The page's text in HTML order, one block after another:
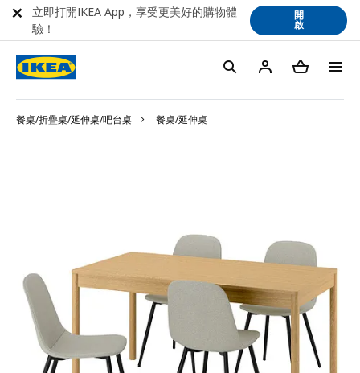
餐桌/折疊桌/延伸桌/吧台桌 餐桌/延伸桌
立即打開IKEA App，享受更美好的購物體
驗！
開
啟